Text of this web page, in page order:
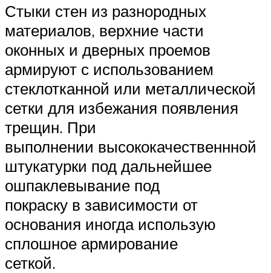
Стыки стен из разнородных
материалов, верхние части
оконных и дверных проемов
армируют с использованием
стеклотканной или металлической
сетки для избежания появления
трещин. При
выполнении высококачественнной
штукатурки под дальнейшее
ошпаклевывание под
покраску в зависимости от
основания иногда использую
сплошное армирование
сеткой.